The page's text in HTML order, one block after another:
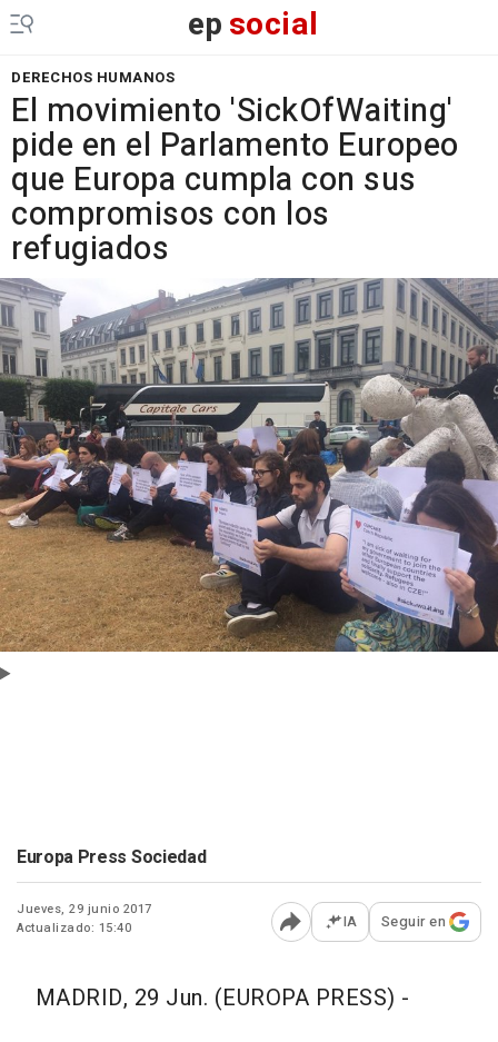
epsocial
DERECHOS HUMANOS
El movimiento 'SickOfWaiting'
pide en el Parlamento Europeo
que Europa cumpla con sus
compromisos con los
refugiados
Europa Press Sociedad
Jueves, 29 junio 2017
Actualizado: 15:40
Abrir opciones para
IA Seguir en
MADRID, 29 Jun. (EUROPA PRESS) -